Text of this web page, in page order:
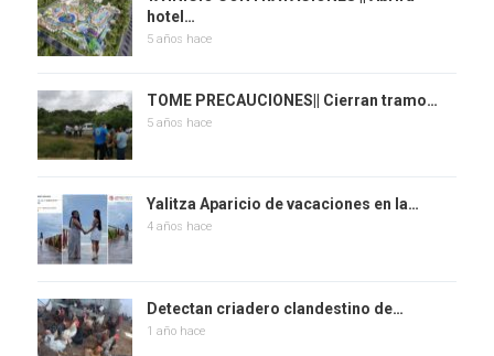
hotel…
5 años hace
TOME PRECAUCIONES|| Cierran tramo…
5 años hace
Yalitza Aparicio de vacaciones en la…
4 años hace
Detectan criadero clandestino de…
1 año hace